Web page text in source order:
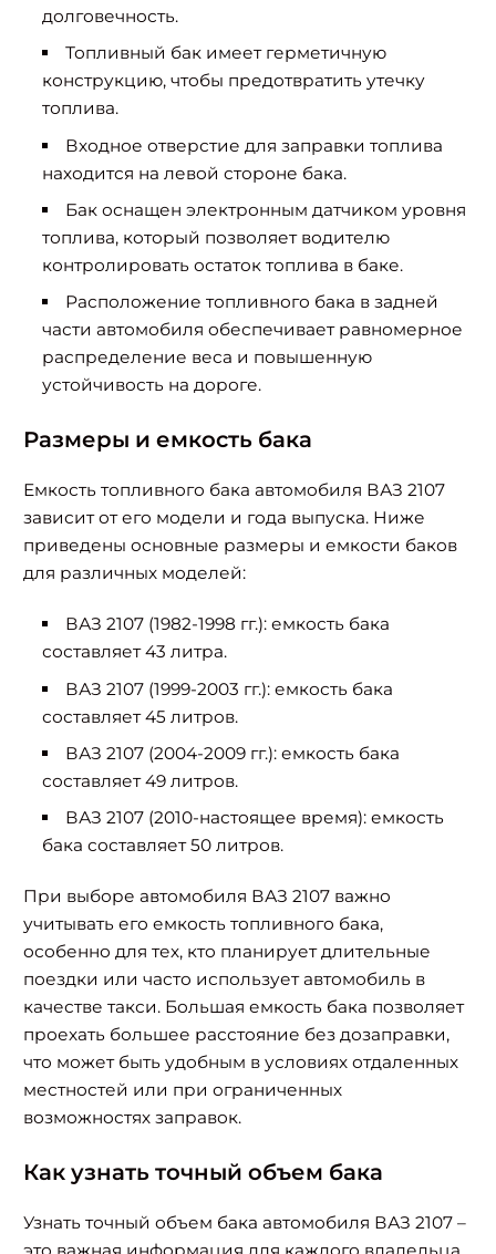
долговечность.
Топливный бак имеет герметичную
конструкцию, чтобы предотвратить утечку
топлива.
Входное отверстие для заправки топлива
находится на левой стороне бака.
Бак оснащен электронным датчиком уровня
топлива, который позволяет водителю
контролировать остаток топлива в баке.
Расположение топливного бака в задней
части автомобиля обеспечивает равномерное
распределение веса и повышенную
устойчивость на дороге.
Размеры и емкость бака
Емкость топливного бака автомобиля ВАЗ 2107
зависит от его модели и года выпуска. Ниже
приведены основные размеры и емкости баков
для различных моделей:
ВАЗ 2107 (1982-1998 гг.): емкость бака
составляет 43 литра.
ВАЗ 2107 (1999-2003 гг.): емкость бака
составляет 45 литров.
ВАЗ 2107 (2004-2009 гг.): емкость бака
составляет 49 литров.
ВАЗ 2107 (2010-настоящее время): емкость
бака составляет 50 литров.
При выборе автомобиля ВАЗ 2107 важно
учитывать его емкость топливного бака,
особенно для тех, кто планирует длительные
поездки или часто использует автомобиль в
качестве такси. Большая емкость бака позволяет
проехать большее расстояние без дозаправки,
что может быть удобным в условиях отдаленных
местностей или при ограниченных
возможностях заправок.
Как узнать точный объем бака
Узнать точный объем бака автомобиля ВАЗ 2107 –